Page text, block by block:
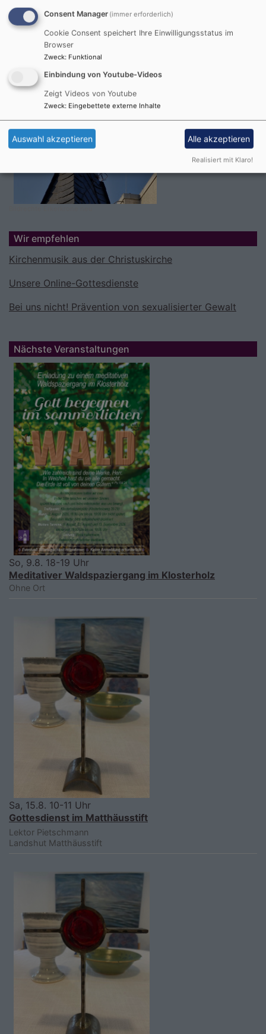
Wir empfehlen
Kirchenmusik aus der Christuskirche
Unsere Online-Gottesdienste
Bei uns nicht! Prävention von sexualisierter Gewalt
Nächste Veranstaltungen
So, 9.8. 18-19 Uhr
Meditativer Waldspaziergang im Klosterholz
Ohne Ort
Sa, 15.8. 10-11 Uhr
Gottesdienst im Matthäusstift
Lektor Pietschmann
Landshut Matthäusstift
Consent Manager (immer erforderlich)
Cookie Consent speichert Ihre Einwilligungsstatus im
Browser
Zweck: Funktional
Einbindung von Youtube-Videos
Zeigt Videos von Youtube
Zweck: Eingebettete externe Inhalte
Auswahl akzeptieren Alle akzeptieren
Realisiert mit Klaro!